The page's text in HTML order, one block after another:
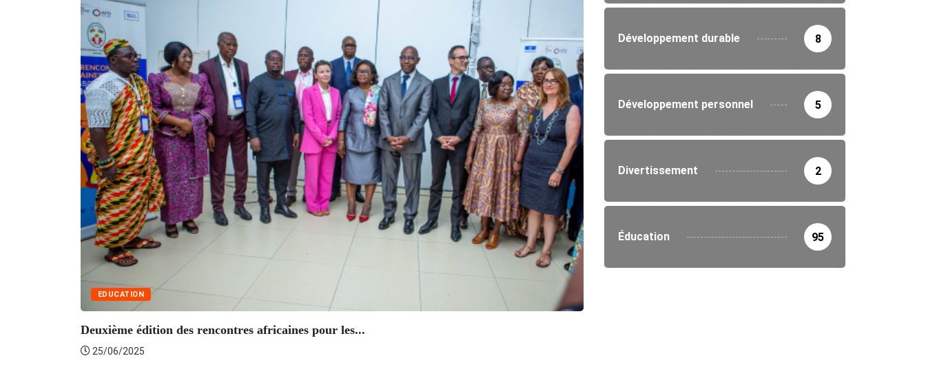
EDUCATION
Deuxième édition des rencontres africaines pour les...
25/06/2025
Développement durable 8
Développement personnel 5
Divertissement 2
Éducation 95